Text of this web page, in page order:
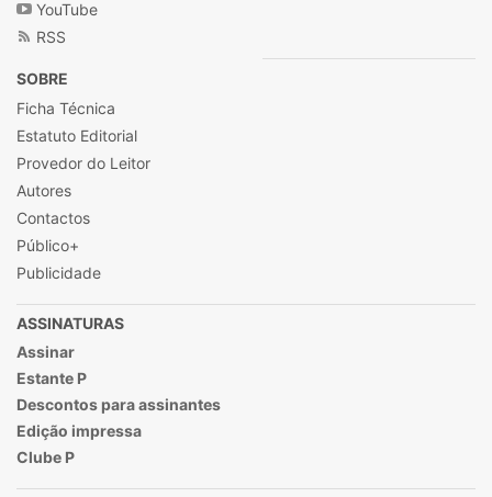
YouTube
RSS
SOBRE
Ficha Técnica
Estatuto Editorial
Provedor do Leitor
Autores
Contactos
Público+
Publicidade
ASSINATURAS
Assinar
Estante P
Descontos para assinantes
Edição impressa
Clube P